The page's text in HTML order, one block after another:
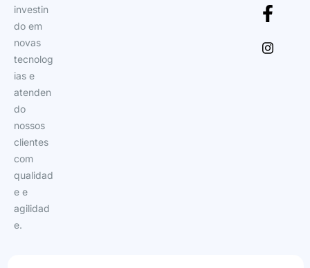
investin
do em
novas
tecnolog
ias e
atenden
do
nossos
clientes
com
qualidad
e e
agilidad
e.